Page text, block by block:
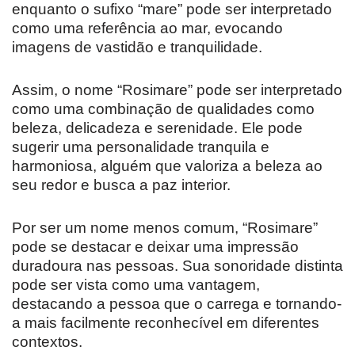
enquanto o sufixo “mare” pode ser interpretado
como uma referência ao mar, evocando
imagens de vastidão e tranquilidade.
Assim, o nome “Rosimare” pode ser interpretado
como uma combinação de qualidades como
beleza, delicadeza e serenidade. Ele pode
sugerir uma personalidade tranquila e
harmoniosa, alguém que valoriza a beleza ao
seu redor e busca a paz interior.
Por ser um nome menos comum, “Rosimare”
pode se destacar e deixar uma impressão
duradoura nas pessoas. Sua sonoridade distinta
pode ser vista como uma vantagem,
destacando a pessoa que o carrega e tornando-
a mais facilmente reconhecível em diferentes
contextos.